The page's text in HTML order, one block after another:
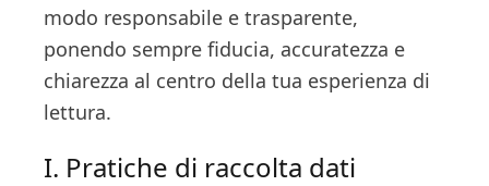
modo responsabile e trasparente,
ponendo sempre fiducia, accuratezza e
chiarezza al centro della tua esperienza di
lettura.
I. Pratiche di raccolta dati